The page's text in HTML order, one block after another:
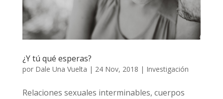
¿Y tú qué esperas?
por Dale Una Vuelta | 24 Nov, 2018 | Investigación
Relaciones sexuales interminables, cuerpos